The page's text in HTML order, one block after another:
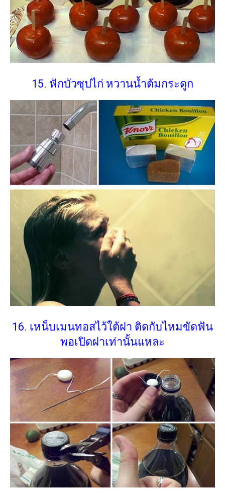
15. ฟักบัวซุปไก่ หวานน้ำต้มกระดูก
16. เหน็บเมนทอสไว้ใต้ฝา ติดกับไหมขัดฟัน
พอเปิดฝาเท่านั้นแหละ